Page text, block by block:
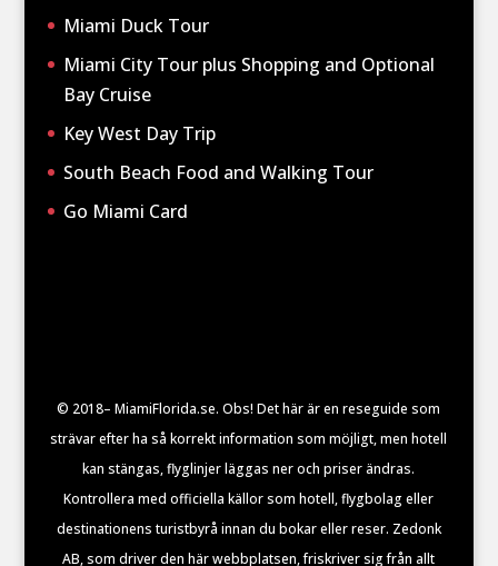
Miami Duck Tour
Miami City Tour plus Shopping and Optional
Bay Cruise
Key West Day Trip
South Beach Food and Walking Tour
Go Miami Card
© 2018– MiamiFlorida.se. Obs! Det här är en reseguide som
strävar efter ha så korrekt information som möjligt, men hotell
kan stängas, flyglinjer läggas ner och priser ändras.
Kontrollera med officiella källor som hotell, flygbolag eller
destinationens turistbyrå innan du bokar eller reser. Zedonk
AB, som driver den här webbplatsen, friskriver sig från allt